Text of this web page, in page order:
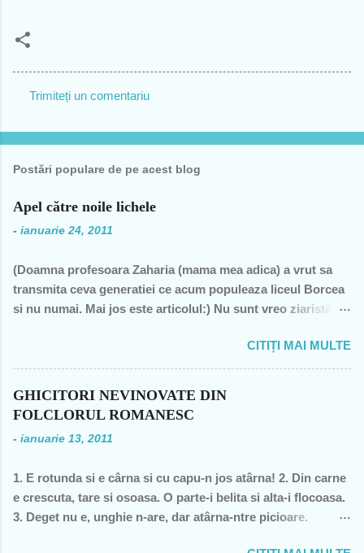
o
n
t
r
i
i
Trimiteți un comentariu
Postări populare de pe acest blog
Apel către noile lichele
- ianuarie 24, 2011
(Doamna profesoara Zaharia (mama mea adica) a vrut sa
transmita ceva generatiei ce acum populeaza liceul Borcea
si nu numai. Mai jos este articolul:) Nu sunt vreo ziaristă
partid- n-am fost decât membră a PCR, câteva luni în 1989,
şi mi-a ajuns şi pentru perioada de după 1989-, nu sunt
scoate şi tâmpiţi în urma prestaţiei sale- asa cum rezultă
pdl-işti, aceasta nu e o înjurătură)! Recunosc acum că din
1990 şi până în acest an de graţie, am fost mereu în
opoziţie, chiar şi atunci când au ieşit cei pe care i-am votat-
CITIȚI MAI MULTE
GHICITORI NEVINOVATE DIN
FOLCLORUL ROMANESC
- ianuarie 13, 2011
1. E rotunda si e cârna si cu capu-n jos atârna! 2. Din carne
e crescuta, tare si osoasa. O parte-i belita si alta-i flocoasa.
3. Deget nu e, unghie n-are, dar atârna-ntre picioare.